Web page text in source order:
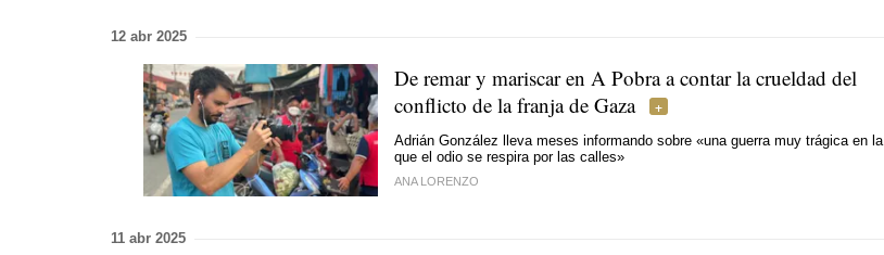
12 abr 2025
De remar y mariscar en A Pobra a contar la crueldad del
conflicto de la franja de Gaza
Adrián González lleva meses informando sobre «una guerra muy trágica en la
que el odio se respira por las calles»
ANA LORENZO
11 abr 2025